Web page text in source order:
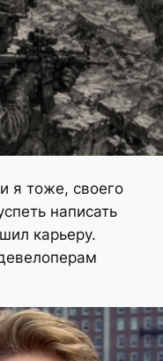
я тоже, своего
написать
карьеру.